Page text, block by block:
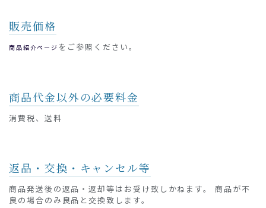
販売価格
商品紹介ページ をご参照ください。
商品代金以外の必要料金
消費税、送料
返品・交換・キャンセル等
商品発送後の返品・返却等はお受け致しかねます。 商品が不
良の場合のみ良品と交換致します。